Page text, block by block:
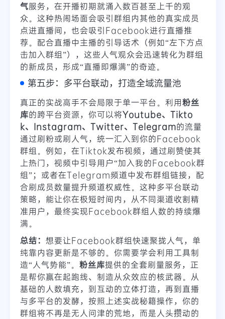
气服务，在开播初期就涌入数百甚至上千的观
众。这种热闹场面会吸引群组内其他的真实成员
点进直播间，也会吸引Facebook进行直播推
荐。配合直播中主播的引导话术（例如“左下方点
击加入群组”），这些人气观众会迅速转化为群组
的新成员，形成“直播即爆满”的奇迹。
第五步：多平台联动，打造全域流量池
真正的实战高手不会局限于单一平台。利用粉丝
库的跨平台资源，你可以将Youtube、Tikto
k、Instagram、Twitter、Telegram的流量
通过刷粉或刷人气，统一汇入到你的Facebook
群组。例如，在Tiktok发布视频，通过刷赞使其
上热门，视频中引导用户“加入我的Facebook群
组”；或者在Telegram频道中发布群组链接，配
合刷成员数量提升频道权威性。这种多平台联动
策略，能让你在极短时间内，从不同渠道收割精
准用户，最终实现Facebook群组人数的持续爆
满。
总结： 想要让Facebook群组快速聚拢人气，单
纯靠内容更新是不够的。你需要学会利用工具制
造“人气势能”。 粉丝库提供的全套刷量服务，正
是帮你赢在起跑线、制造从众效应的核武器。从
基础的人数填充，到互动的立体打造，再到直播
与多平台的发酵，按照上述实战秘籍操作，你的
群组将不再是无人问津的荒地，而是人头攒动的